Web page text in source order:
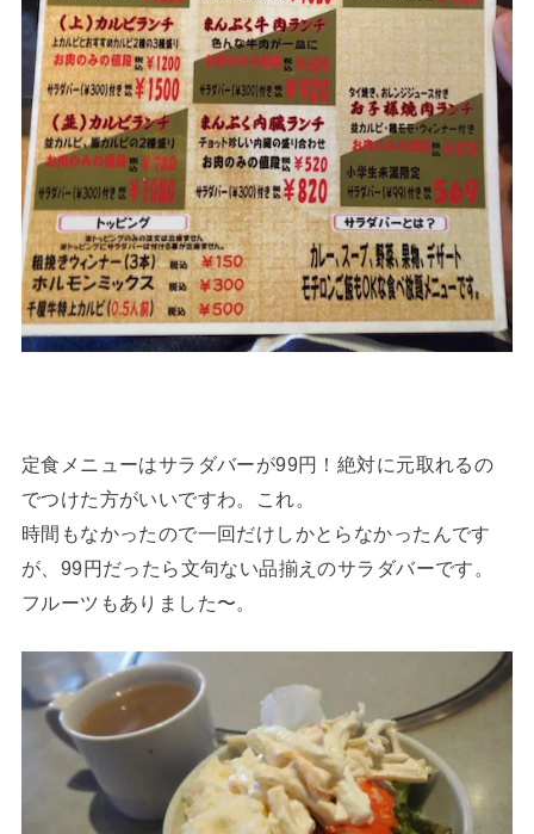
定食メニューはサラダバーが99円！絶対に元取れるの
でつけた方がいいですわ。これ。
時間もなかったので一回だけしかとらなかったんです
が、99円だったら文句ない品揃えのサラダバーです。
フルーツもありました〜。